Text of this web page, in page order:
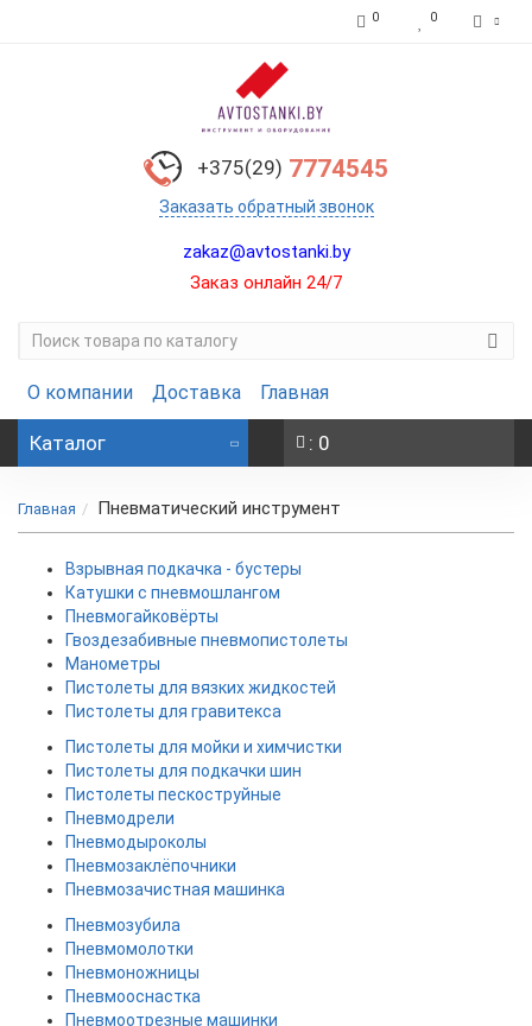
0 0
+375(29) 7774545
Заказать обратный звонок
zakaz@avtostanki.by
Заказ онлайн 24/7
О компании Доставка Главная
Каталог : 0
Главная Пневматический инструмент
Взрывная подкачка - бустеры
Катушки с пневмошлангом
Пневмогайковёрты
Гвоздезабивные пневмопистолеты
Манометры
Пистолеты для вязких жидкостей
Пистолеты для гравитекса
Пистолеты для мойки и химчистки
Пистолеты для подкачки шин
Пистолеты пескоструйные
Пневмодрели
Пневмодыроколы
Пневмозаклёпочники
Пневмозачистная машинка
Пневмозубила
Пневмомолотки
Пневмоножницы
Пневмооснастка
Пневмоотрезные машинки